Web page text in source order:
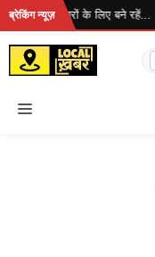
Skip
content
ब्रेकिंग न्यूज़
है... ताज़ा खबरों के लिए बने रहें...
Menu